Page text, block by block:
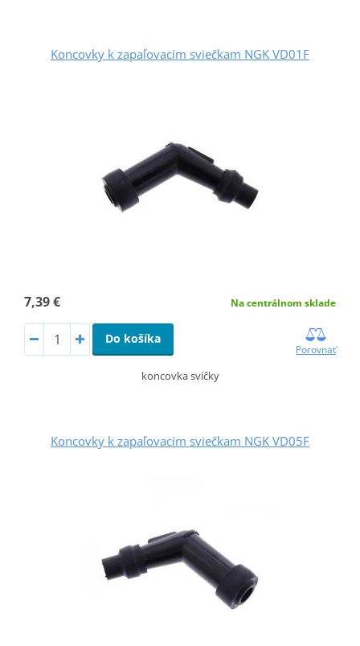
Koncovky k zapaľovacím sviečkam NGK VD01F
7,39 € Na centrálnom sklade
Do košíka
Porovnať
koncovka svíčky
Koncovky k zapaľovacím sviečkam NGK VD05F